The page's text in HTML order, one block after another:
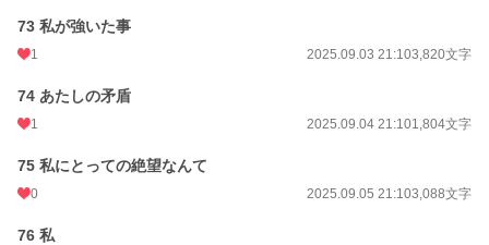
73 私が強いた事
1 2025.09.03 21:103,820文字
74 あたしの矛盾
1 2025.09.04 21:101,804文字
75 私にとっての絶望なんて
0 2025.09.05 21:103,088文字
76 私